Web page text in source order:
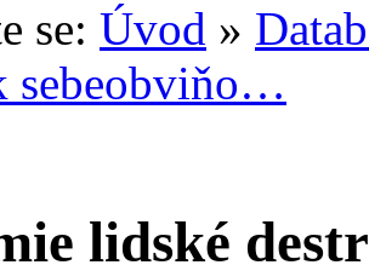
se: Úvod »
sebeobviňo…
lidské